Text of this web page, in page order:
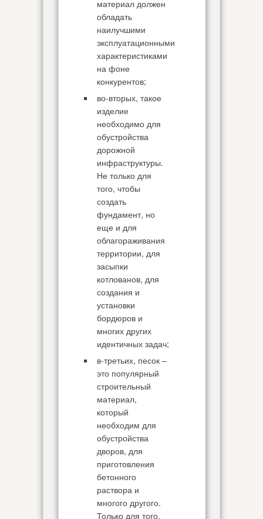
материал должен
обладать
наилучшими
эксплуатационными
характеристиками
на фоне
конкурентов;
во-вторых, такое
изделие
необходимо для
обустройства
дорожной
инфраструктуры.
Не только для
того, чтобы
создать
фундамент, но
еще и для
облагораживания
территории, для
засыпки
котлованов, для
создания и
установки
бордюров и
многих других
идентичных задач;
в-третьих, песок –
это популярный
строительный
материал,
который
необходим для
обустройства
дворов, для
приготовления
бетонного
раствора и
многого другого.
Только для того,